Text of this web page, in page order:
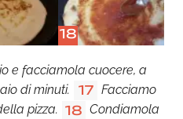
18
e facciamola cuocere, a
di minuti.
17 Facciamo
pizza. 18 Condiamola